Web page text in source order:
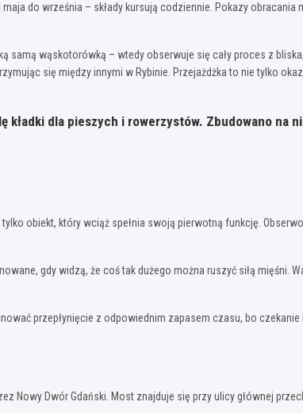
do września – składy kursują codziennie. Pokazy
samą wąskotorówką – wtedy obserwuje się cały proces z
się między innymi w Rybinie. Przejażdżka to nie tylko
dla pieszych i rowerzystów. Zbudowano na
obiekt, który wciąż spełnia swoją pierwotną funkcję.
gdy widzą, że coś tak dużego można ruszyć siłą mięśni.
przepłynięcie z odpowiednim zapasem czasu, bo
Nowy Dwór Gdański. Most znajduje się przy ulicy głównej